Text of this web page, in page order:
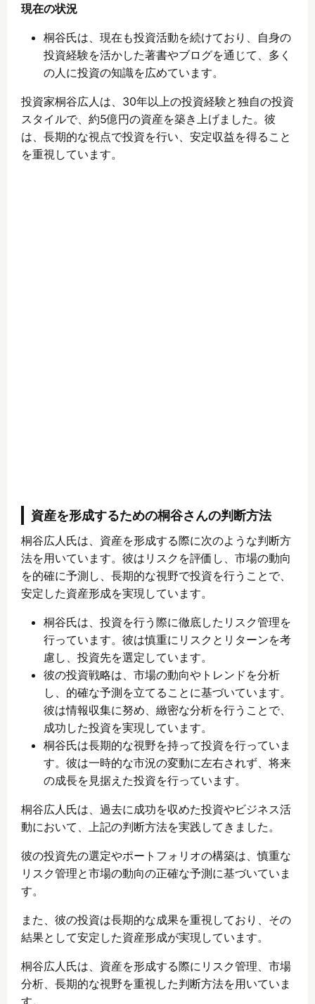
現在の状況
桐谷氏は、現在も投資活動を続けており、自身の
投資経験を活かした著書やブログを通じて、多く
の人に投資の知識を広めています。
投資家桐谷広人は、30年以上の投資経験と独自の投資
スタイルで、約5億円の資産を築き上げました。彼
は、長期的な視点で投資を行い、安定収益を得ること
を重視しています。
資産を形成するための桐谷さんの判断方法
桐谷広人氏は、資産を形成する際に次のような判断方
法を用いています。彼はリスクを評価し、市場の動向
を的確に予測し、長期的な視野で投資を行うことで、
安定した資産形成を実現しています。
桐谷氏は、投資を行う際に徹底したリスク管理を
行っています。彼は慎重にリスクとリターンを考
慮し、投資先を選定しています。
彼の投資戦略は、市場の動向やトレンドを分析
し、的確な予測を立てることに基づいています。
彼は情報収集に努め、緻密な分析を行うことで、
成功した投資を実現しています。
桐谷氏は長期的な視野を持って投資を行っていま
す。彼は一時的な市況の変動に左右されず、将来
の成長を見据えた投資を行っています。
桐谷広人氏は、過去に成功を収めた投資やビジネス活
動において、上記の判断方法を実践してきました。
彼の投資先の選定やポートフォリオの構築は、慎重な
リスク管理と市場の動向の正確な予測に基づいていま
す。
また、彼の投資は長期的な成果を重視しており、その
結果として安定した資産形成が実現しています。
桐谷広人氏は、資産を形成する際にリスク管理、市場
分析、長期的な視野を重視した判断方法を用いていま